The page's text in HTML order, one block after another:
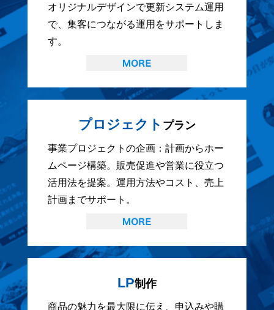
オリジナルデザインで更新システム運用
で、集客につながる運用をサポートしま
す。
プロジェクト プラン
事業プロジェクトの企画：計画からホー
ムページ構築。販売促進や営業に役立つ
活用法を提案。運用方法やコスト、売上
計画までサポート。
LP制作
商品の魅力を最大限に伝え、申込みや購